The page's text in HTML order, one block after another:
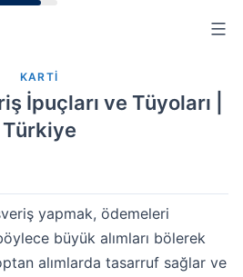
KARTI
İpuçları ve Tüyoları |
Türkiye
yapmak, ödemeleri
büyük alımları bölerek
alımlarda tasarruf sağlar ve